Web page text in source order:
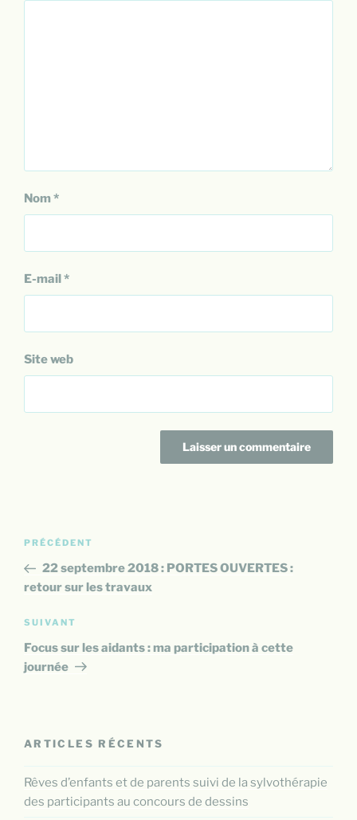
Nom*
E-mail*
Site web
Navigation
l’article
Article
précédent
PRÉCÉDENT
22 septembre 2018 : PORTES OUVERTES :
retour sur les travaux
Article
suivant
SUIVANT
Focus sur les aidants : ma participation à cette
journée
ARTICLES RÉCENTS
Rêves d’enfants et de parents suivi de la sylvothérapie
des participants au concours de dessins